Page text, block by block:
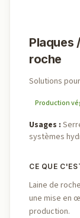
Plaques
roche
Solutions
Production
Usages :
systèmes
CE QUE
Laine de
une mise en
production.